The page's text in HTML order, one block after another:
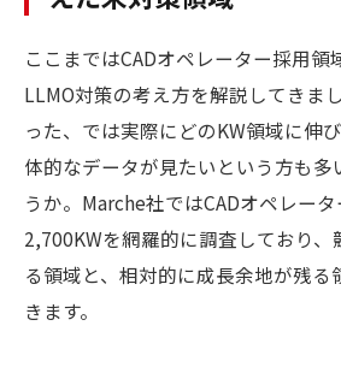
ここまではCADオペレーター採用領
LLMO対策の考え方を解説してきま
った、では実際にどのKW領域に伸
体的なデータが見たいという方も多
うか。Marche社ではCADオペレー
2,700KWを網羅的に調査しており、
る領域と、相対的に成長余地が残る
きます。